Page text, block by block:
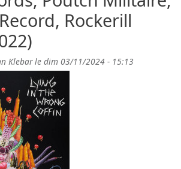
Rockerill
Klebarle dim 03/11/2024 - 15:13